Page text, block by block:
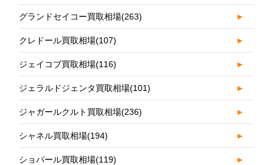
グランドセイコー買取相場(263) ►
クレドール買取相場(107) ►
ジェイコブ買取相場(116) ►
ジェラルドジェンタ買取相場(101) ►
ジャガールクルト買取相場(236) ►
シャネル買取相場(194) ►
ショパール買取相場(119) ►